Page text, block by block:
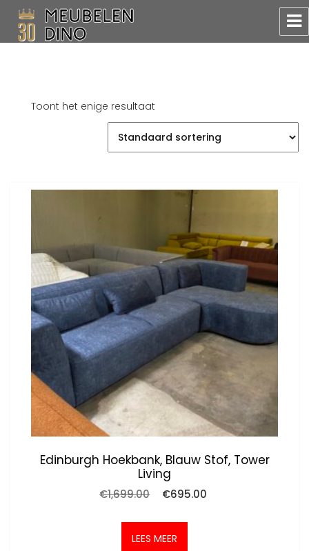
Toont het enige resultaat
Edinburgh Hoekbank, Blauw Stof, Tower
Living
€1,699.00
Oorspronkelijke
was:
€1,699.00.
€695.00
LEES MEER